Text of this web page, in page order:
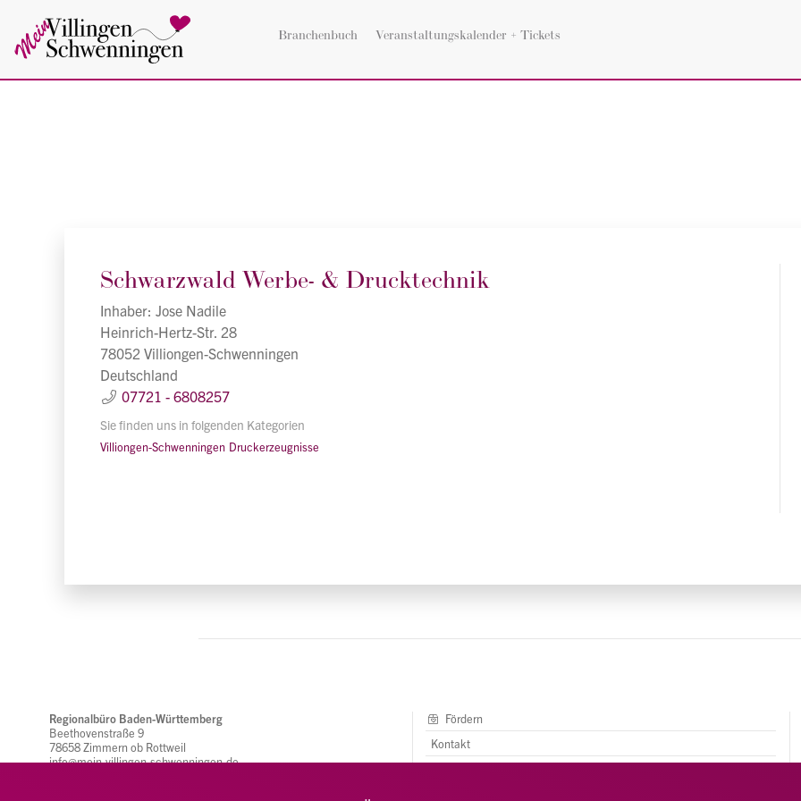
Branchenbuch Veranstaltungskalender + Tickets
Schwarzwald Werbe- & Drucktechnik
Inhaber: Jose Nadile
Heinrich-Hertz-Str. 28
78052 Villiongen-Schwenningen
Deutschland
07721 - 6808257
Sie finden uns in folgenden Kategorien
Villiongen-Schwenningen Druckerzeugnisse
Regionalbüro Baden-Württemberg
Beethovenstraße 9
78658 Zimmern ob Rottweil
info@mein-villingen-schwenningen.de
Fördern
Kontakt